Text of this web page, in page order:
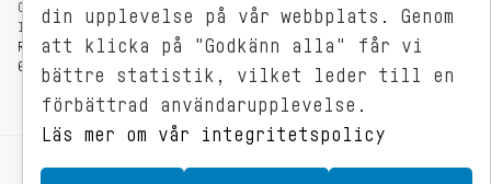
OXENSTIERNSGATAN 33
114 27 STOCKHOLM
REDAKTIONEN@VEGOMAGASINET.SE
08-799 62 01
din upplevelse på vår webbplats. Genom
att klicka på "Godkänn alla" får vi
bättre statistik, vilket leder till en
förbättrad användarupplevelse.
Läs mer om vår integritetspolicy